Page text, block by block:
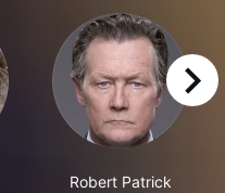
Robert Patrick
right